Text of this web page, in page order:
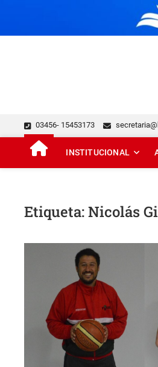
03456- 15453173
INSTITUCIONAL
Etiqueta:Nicolás